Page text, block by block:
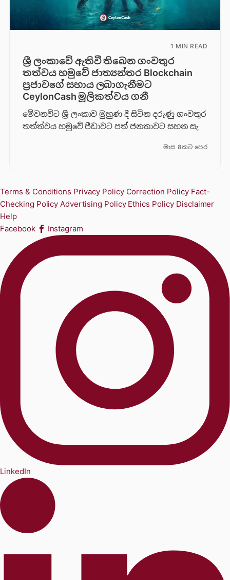
1 MIN READ
ශ්‍රී ලංකාවේ ඇතිවී තිබෙන ගංවතුර
තත්වය හමුවේ ජාත්‍යන්තර Blockchain
ප්‍රජාවගේ සහාය ලබාගැනීමට
CeylonCash මූලිකත්වය ග​නී
මේවනවිට ශ්‍රී ලංකාව මුහුණ දී සිටින දරුණු ගංවතුර
තත්ත්වය හමුවේ පීඩාවට පත් ජනතාවට සහන සැ
මාස 8කට පෙර
Terms & Conditions Privacy Policy Correction Policy Fact-
Checking Policy Advertising Policy Ethics Policy Disclaimer
Help
Facebook
Instagram
LinkedIn